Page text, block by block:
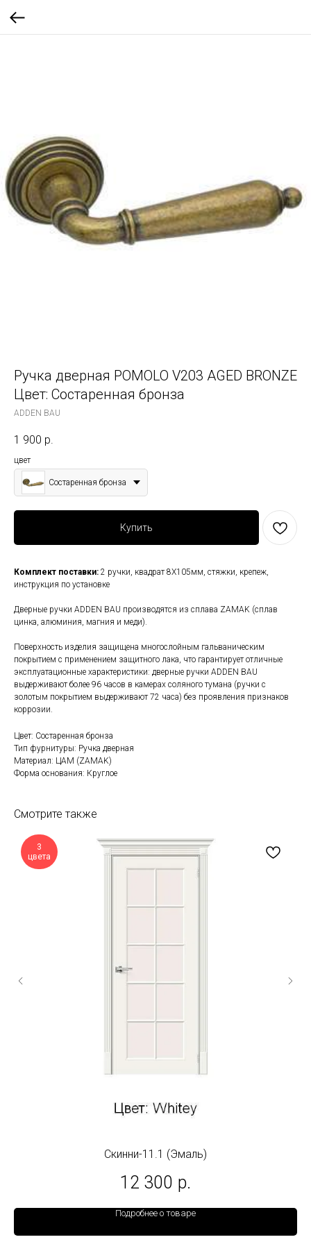
Ручка дверная POMOLO V203 AGED BRONZE
Цвет: Состаренная бронза
ADDEN BAU
1 900 р.
цвет
Состаренная бронза
Купить
Комплект поставки: 2 ручки, квадрат 8Х105мм, стяжки, крепеж,
инструкция по установке
Дверные ручки ADDEN BAU производятся из сплава ZAMAK (сплав
цинка, алюминия, магния и меди).
Поверхность изделия защищена многослойным гальваническим
покрытием с применением защитного лака, что гарантирует отличные
эксплуатационные характеристики: дверные ручки ADDEN BAU
выдерживают более 96 часов в камерах соляного тумана (ручки с
золотым покрытием выдерживают 72 часа) без проявления признаков
коррозии.
Цвет: Состаренная бронза
Тип фурнитуры: Ручка дверная
Материал: ЦАМ (ZAMAK)
Форма основания: Круглое
Смотрите также
3
цвета
Скинни-11.1 (Эмаль)
12 300 р.
Подробнее о товаре